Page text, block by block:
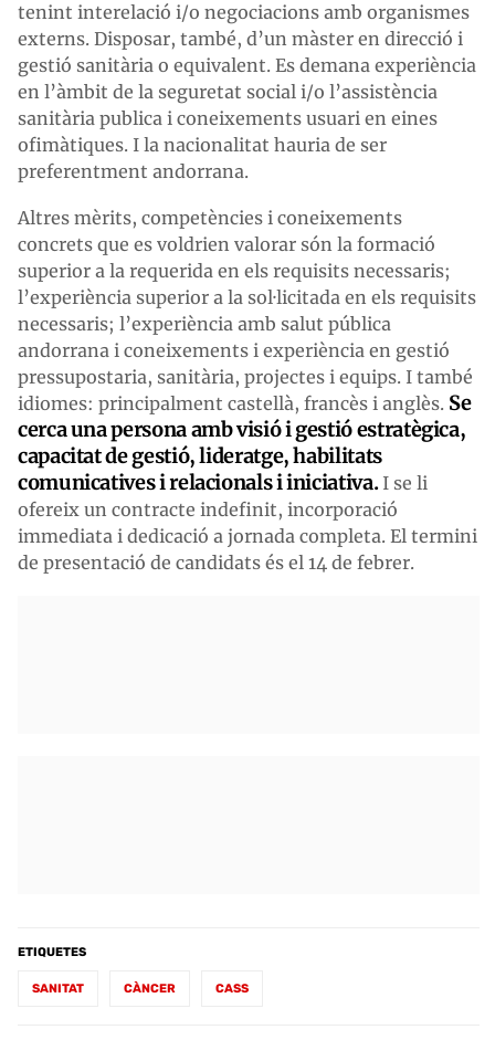
tenint interelació i/o negociacions amb organismes
externs. Disposar, també, d’un màster en direcció i
gestió sanitària o equivalent. Es demana experiència
en l’àmbit de la seguretat social i/o l’assistència
sanitària publica i coneixements usuari en eines
ofimàtiques. I la nacionalitat hauria de ser
preferentment andorrana.
Altres mèrits, competències i coneixements
concrets que es voldrien valorar són la formació
superior a la requerida en els requisits necessaris;
l’experiència superior a la sol·licitada en els requisits
necessaris; l’experiència amb salut pública
andorrana i coneixements i experiència en gestió
pressupostaria, sanitària, projectes i equips. I també
idiomes: principalment castellà, francès i anglès. Se
cerca una persona amb visió i gestió estratègica,
capacitat de gestió, lideratge, habilitats
comunicatives i relacionals i iniciativa.I se li
ofereix un contracte indefinit, incorporació
immediata i dedicació a jornada completa. El termini
de presentació de candidats és el 14 de febrer.
ETIQUETES
SANITAT CÀNCER CASS